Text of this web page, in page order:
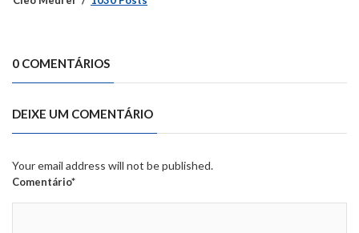
0 COMENTÁRIOS
DEIXE UM COMENTÁRIO
Your email address will not be published.
Comentário*